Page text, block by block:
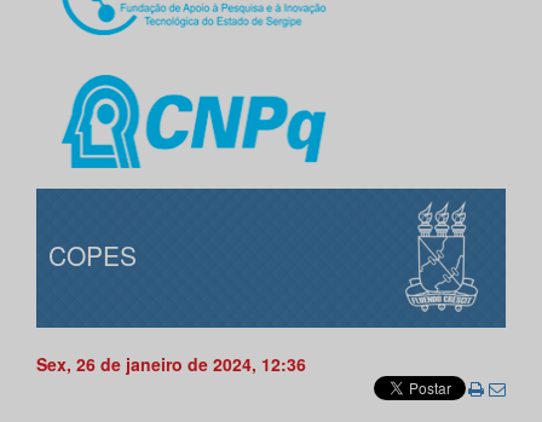
COPES
Sex, 26 de janeiro de 2024, 12:36